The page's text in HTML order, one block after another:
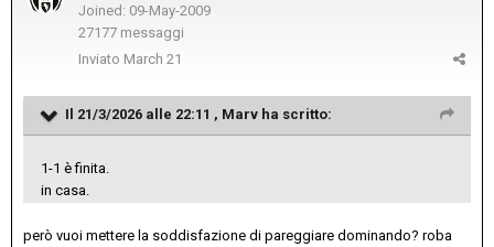
Joined: 09-May-2009
27177 messaggi
Inviato March 21
Il 21/3/2026 alle 22:11 , Marv ha scritto:
1-1 è finita.
in casa.
però vuoi mettere la soddisfazione di pareggiare dominando? roba